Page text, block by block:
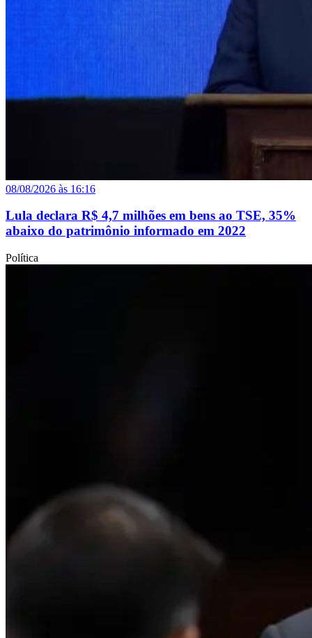
08/08/2026 às 16:16
Lula declara R$ 4,7 milhões em bens ao TSE, 35%
abaixo do patrimônio informado em 2022
Política